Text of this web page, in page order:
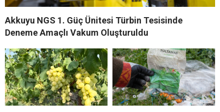
Akkuyu NGS 1. Güç Ünitesi Türbin Tesisinde
Deneme Amaçlı Vakum Oluşturuldu